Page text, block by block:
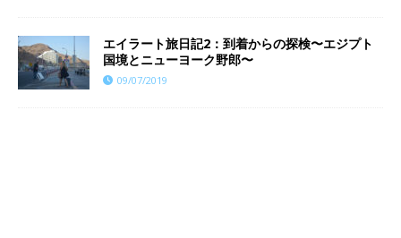
エイラート旅日記2：到着からの探検〜エジプト
国境とニューヨーク野郎〜
09/07/2019